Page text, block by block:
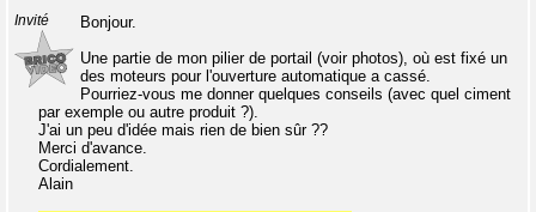
Invité
Bonjour.
Une partie de mon pilier de portail (voir photos), où est fixé un
des moteurs pour l'ouverture automatique a cassé.
Pourriez-vous me donner quelques conseils (avec quel ciment
par exemple ou autre produit ?).
J'ai un peu d'idée mais rien de bien sûr ??
Merci d'avance.
Cordialement.
Alain